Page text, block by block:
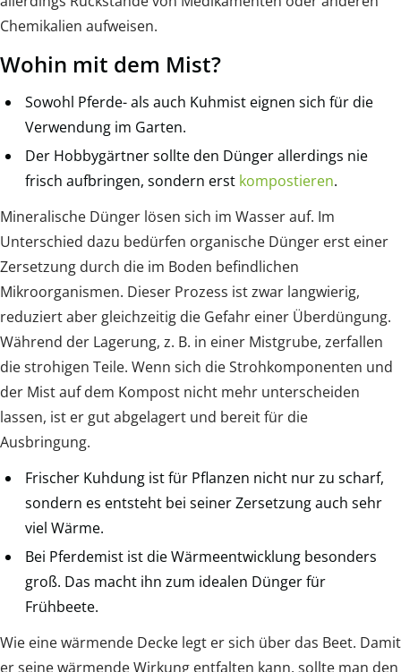
Chemikalien aufweisen.
Wohin mit dem Mist?
Sowohl Pferde- als auch Kuhmist eignen sich für die
Verwendung im Garten.
Der Hobbygärtner sollte den Dünger allerdings nie
frisch aufbringen, sondern erst kompostieren.
Mineralische Dünger lösen sich im Wasser auf. Im
Unterschied dazu bedürfen organische Dünger erst einer
Zersetzung durch die im Boden befindlichen
Mikroorganismen. Dieser Prozess ist zwar langwierig,
reduziert aber gleichzeitig die Gefahr einer Überdüngung.
Während der Lagerung, z. B. in einer Mistgrube, zerfallen
die strohigen Teile. Wenn sich die Strohkomponenten und
der Mist auf dem Kompost nicht mehr unterscheiden
lassen, ist er gut abgelagert und bereit für die
Ausbringung.
Frischer Kuhdung ist für Pflanzen nicht nur zu scharf,
sondern es entsteht bei seiner Zersetzung auch sehr
viel Wärme.
Bei Pferdemist ist die Wärmeentwicklung besonders
groß. Das macht ihn zum idealen Dünger für
Frühbeete.
Wie eine wärmende Decke legt er sich über das Beet. Damit
er seine wärmende Wirkung entfalten kann, sollte man den